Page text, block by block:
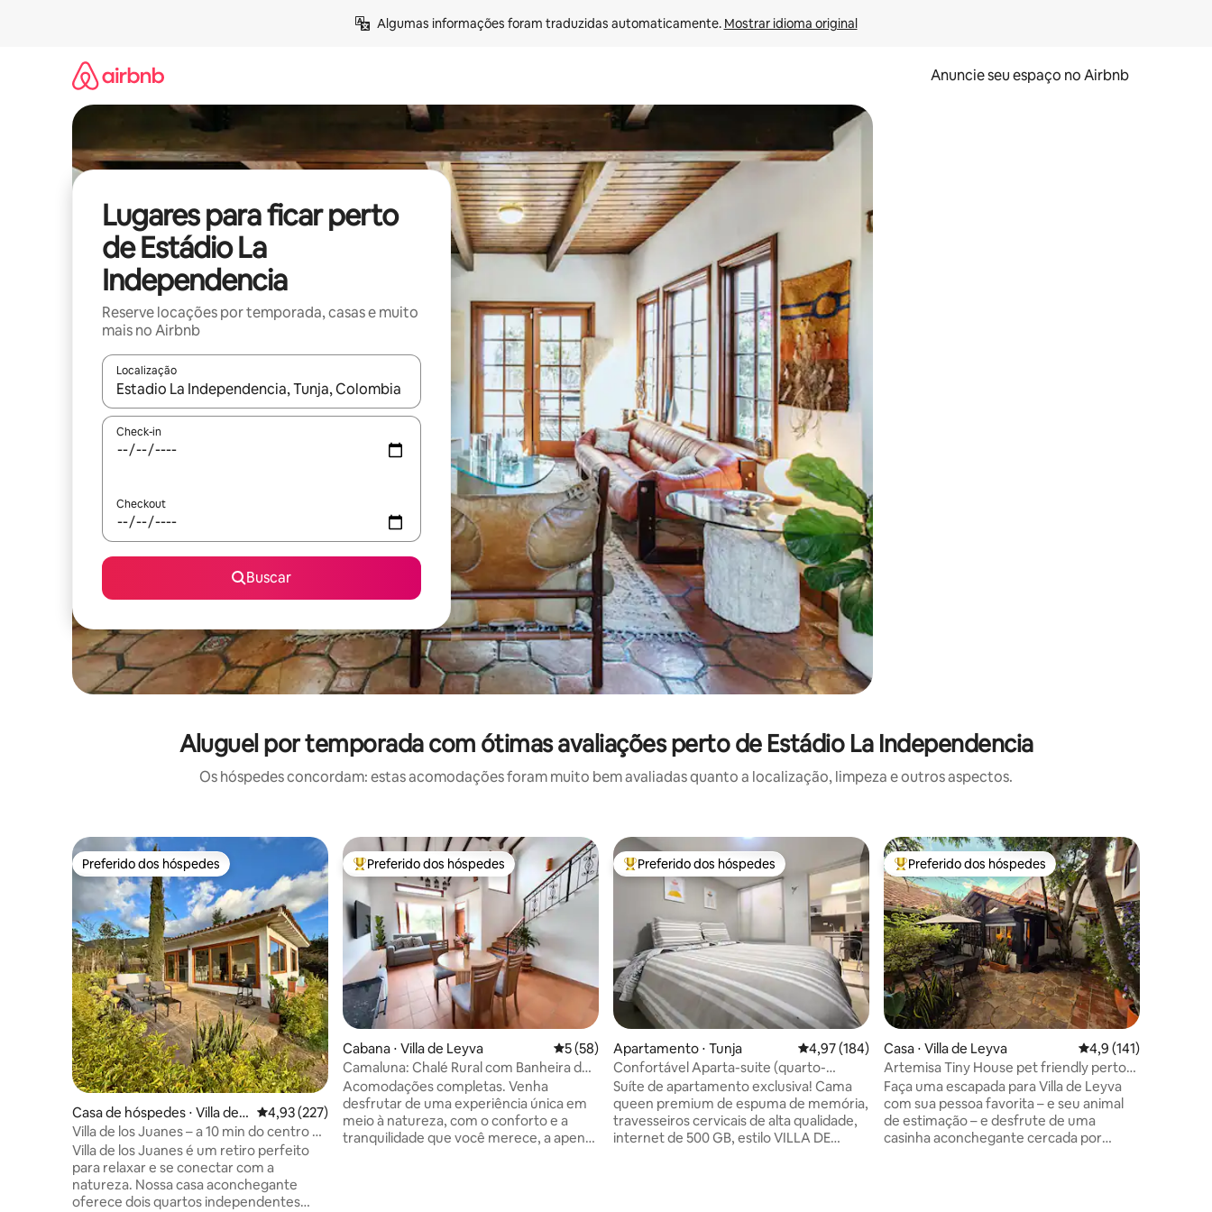
Algumas informações foram traduzidas automaticamente. Mostrar idioma original
Anuncie seu espaço no Airbnb
Lugares para ficar perto
de Estádio La
Independencia
Reserve locações por temporada, casas e muito
mais no Airbnb
Localização
Quando os resultados estiverem disponíveis, explore-os usando as seta para cima e para baixo do teclado ou tocando e deslizando o dedo na tela.
Check-in
Checkout
Buscar
Aluguel por temporada com ótimas avaliações perto de Estádio La Independencia
Os hóspedes concordam: estas acomodações foram muito bem avaliadas quanto a localização, limpeza e outros aspectos.
Preferido dos hóspedes
Preferido dos hóspedes
Casa de hóspedes ⋅ Villa de L
eyva
4,93 de uma avaliação média de 5, 227 avaliações
4,93 (227)
Villa de los Juanes – a 10 min do centro e
com jacuzzi
Villa de los Juanes é um retiro perfeito
para relaxar e se conectar com a
natureza. Nossa casa aconchegante
oferece dois quartos independentes
Entre os melhores preferidos dos hóspedes
Preferido dos hóspedes
Cabana ⋅ Villa de Leyva 5 de uma avaliação média de 5, 58 avaliações
5 (58)
Camaluna: Chalé Rural com Banheira de
Hidromassagem a 7 min do Centro
Acomodações completas. Venha
desfrutar de uma experiência única em
meio à natureza, com o conforto e a
tranquilidade que você merece, a apenas
Entre os melhores preferidos dos hóspedes
Preferido dos hóspedes
Apartamento ⋅ Tunja 4,97 de uma avaliação média de 5, 184 avaliações
4,97 (184)
Confortável Aparta-suite (quarto-
banheiro-cozinha)
Suíte de apartamento exclusiva! Cama
queen premium de espuma de memória,
travesseiros cervicais de alta qualidade,
internet de 500 GB, estilo VILLA DE
Entre os melhores preferidos dos hóspedes
Preferido dos hóspedes
Casa ⋅ Villa de Leyva 4,9 de uma avaliação
4,9 (141)
Artemisa Tiny House pet friendly perto
da praça
Faça uma escapada para Villa de Leyva
com sua pessoa favorita – e seu animal
de estimação – e desfrute de uma
casinha aconchegante cercada por